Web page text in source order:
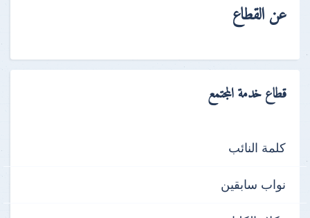
عن القطاع
قطاع خدمة المجتمع
كلمة النائب
نواب سابقين